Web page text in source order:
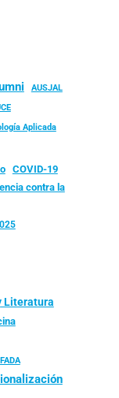
AUSJAL
Aplicada
COVID-19
contra la
Literatura
FADA